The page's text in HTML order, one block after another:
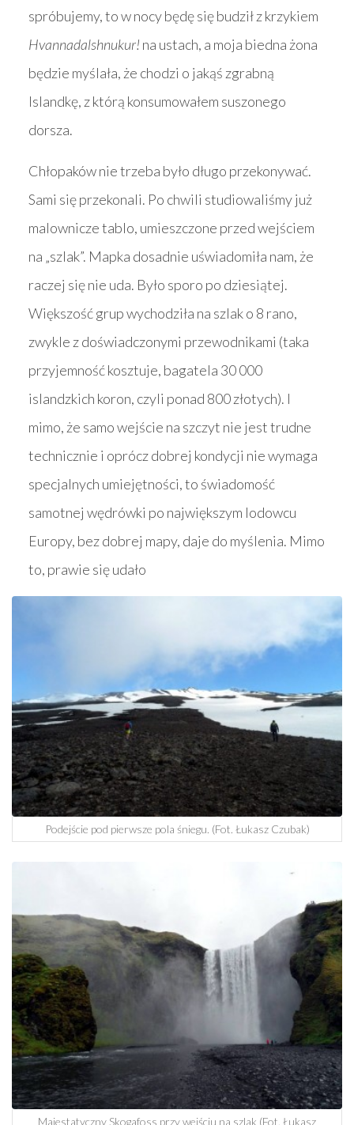
spróbujemy, to w nocy będę się budził z krzykiem
Hvannadalshnukur! na ustach, a moja biedna żona
będzie myślała, że chodzi o jakąś zgrabną
Islandkę, z którą konsumowałem suszonego
dorsza.
Chłopaków nie trzeba było długo przekonywać.
Sami się przekonali. Po chwili studiowaliśmy już
malownicze tablo, umieszczone przed wejściem
na „szlak”. Mapka dosadnie uświadomiła nam, że
raczej się nie uda. Było sporo po dziesiątej.
Większość grup wychodziła na szlak o 8 rano,
zwykle z doświadczonymi przewodnikami (taka
przyjemność kosztuje, bagatela 30 000
islandzkich koron, czyli ponad 800 złotych). I
mimo, że samo wejście na szczyt nie jest trudne
technicznie i oprócz dobrej kondycji nie wymaga
specjalnych umiejętności, to świadomość
samotnej wędrówki po największym lodowcu
Europy, bez dobrej mapy, daje do myślenia. Mimo
to, prawie się udało
Podejście pod pierwsze pola śniegu. (Fot. Łukasz Czubak)
Majestatyczny Skogafoss przy wejściu na szlak (Fot. Łukasz